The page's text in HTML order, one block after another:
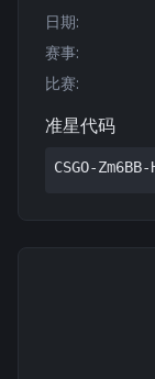
日期:
赛事:
比赛:
准星代码
CSGO-